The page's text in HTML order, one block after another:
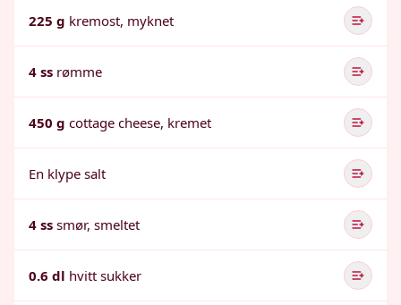
225 g kremost, myknet
4 ss rømme
450 g cottage cheese, kremet
En klype salt
4 ss smør, smeltet
0.6 dl hvitt sukker